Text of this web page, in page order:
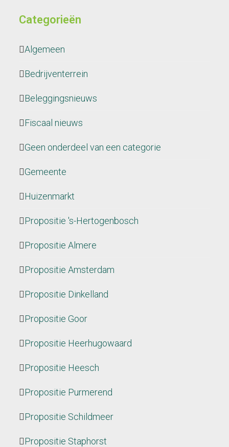
Categorieën
Algemeen
Bedrijventerrein
Beleggingsnieuws
Fiscaal nieuws
Geen onderdeel van een categorie
Gemeente
Huizenmarkt
Propositie 's-Hertogenbosch
Propositie Almere
Propositie Amsterdam
Propositie Dinkelland
Propositie Goor
Propositie Heerhugowaard
Propositie Heesch
Propositie Purmerend
Propositie Schildmeer
Propositie Staphorst